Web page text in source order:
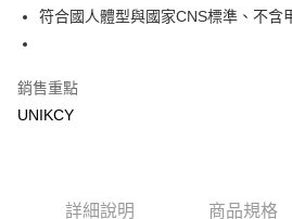
街口支付
悠遊付
Google Pay
每筆NT$70，滿NT$499(含以上)免運費
符合國人體型與國家CNS標準、不含
銷售重點
UNIKCY
詳細說明 商品規格